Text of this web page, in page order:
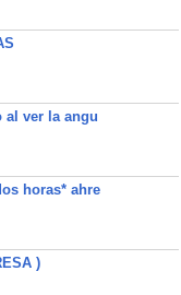
al ver la angu
horas* ahre
)